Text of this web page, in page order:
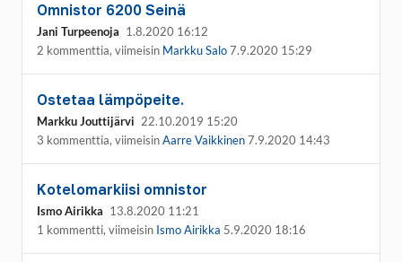
Omnistor 6200 Seinä
Jani Turpeenoja 1.8.2020 16:12
2 kommenttia, viimeisin Markku Salo7.9.2020 15:29
Ostetaa lämpöpeite.
Markku Jouttijärvi 22.10.2019 15:20
3 kommenttia, viimeisinAarre Vaikkinen7.9.2020 14:43
Kotelomarkiisi omnistor
Ismo Airikka 13.8.2020 11:21
1 kommentti, viimeisin Ismo Airikka 5.9.2020 18:16